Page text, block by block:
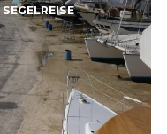
SEGELREISE